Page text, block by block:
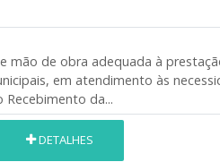
de obra adequada à
em atendimento às
Recebimento da...
DETALHES